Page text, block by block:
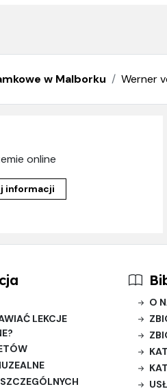
w Malborku Werner
online
informacji
LEKCJE
O